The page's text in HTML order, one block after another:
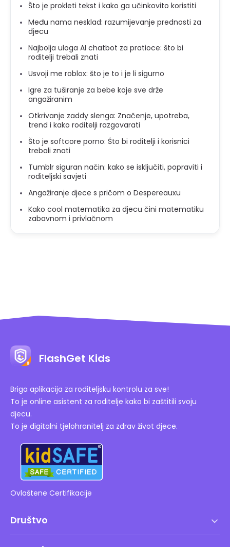
Što je prokleti tekst i kako ga učinkovito koristiti
Među nama nesklad: razumijevanje prednosti za
djecu
Najbolja uloga AI chatbot za pratioce: što bi
roditelji trebali znati
Usvoji me roblox: što je to i je li sigurno
Igre za tuširanje za bebe koje sve drže
angažiranim
Otkrivanje zaddy slenga: Značenje, upotreba,
trend i kako roditelji razgovarati
Što je softcore porno: Što bi roditelji i korisnici
trebali znati
Tumblr siguran način: kako se isključiti, popraviti i
roditeljski savjeti
Angažiranje djece s pričom o Despereauxu
Kako cool matematika za djecu čini matematiku
zabavnom i privlačnom
FlashGet Kids
Briga aplikacija za roditeljsku kontrolu za sve!
To je online asistent za roditelje kako bi zaštitili svoju
djecu.
To je digitalni tjelohranitelj za zdrav život djece.
Ovlaštene Certifikacije
Društvo